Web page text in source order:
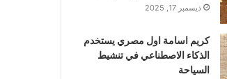
ديسمبر 17, 2025
كريم اسامة اول مصري يستخدم
الذكاء الاصطناعي في تنشيط
السياحة